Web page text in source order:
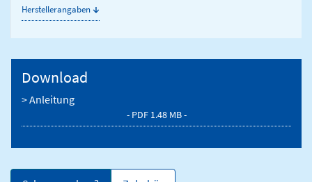
Herstellerangaben↓
Download
> Anleitung
- PDF 1.48 MB -